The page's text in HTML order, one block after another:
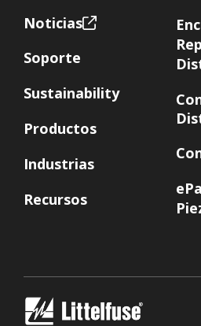
Noticias
Soporte
Sustainability
Productos
Industrias
Recursos